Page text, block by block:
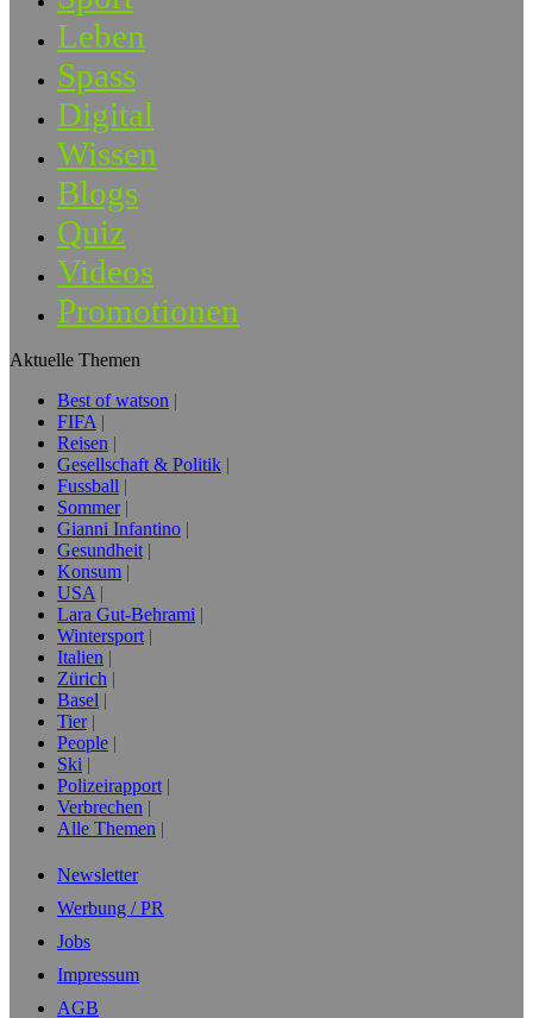
Leben
Spass
Digital
Wissen
Blogs
Quiz
Videos
Promotionen
Aktuelle Themen
Best of watson
FIFA
Reisen
Gesellschaft & Politik
Fussball
Sommer
Gianni Infantino
Gesundheit
Konsum
USA
Lara Gut-Behrami
Wintersport
Italien
Zürich
Basel
Tier
People
Ski
Polizeirapport
Verbrechen
Alle Themen
Newsletter
Werbung / PR
Jobs
Impressum
AGB